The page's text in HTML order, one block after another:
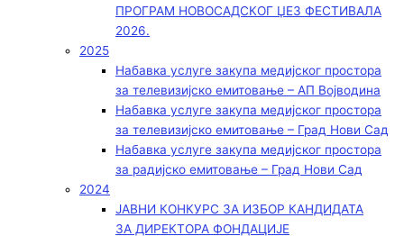
ПРОГРАМ НОВОСАДСКОГ ЏЕЗ ФЕСТИВАЛА
2026.
2025
Набавка услуге закупа медијског простора
за телевизијско емитовање – АП Војводинa
Набавка услуге закупа медијског простора
за телевизијско емитовање – Град Нови Сад
Набавка услуге закупа медијског простора
за радијско емитовање – Град Нови Сад
2024
ЈАВНИ КОНКУРС ЗА ИЗБОР КАНДИДАТА
ЗА ДИРЕКТОРА ФОНДАЦИЈЕ